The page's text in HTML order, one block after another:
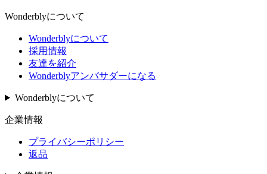
Wonderblyについて
Wonderblyについて
採用情報
友達を紹介
Wonderblyアンバサダーになる
Wonderblyについて
企業情報
プライバシーポリシー
返品